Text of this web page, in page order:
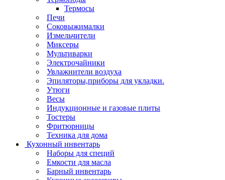
Термосы
Печи
Соковыжималки
Измельчители
Миксеры
Мультиварки
Электрочайники
Увлажнители воздуха
Эпиляторы,приборы для укладки.
Утюги
Весы
Индукционные и газовые плиты
Тостеры
Фритюрницы
Техника для дома
Кухонный инвентарь
Наборы для специй
Емкости для масла
Барный инвентарь